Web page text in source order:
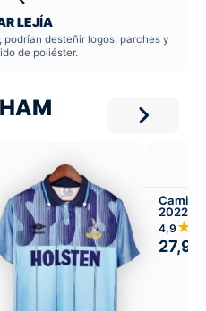
LEJÍA
desteñir logos, parches y
de poliéster.
2022-
4,9
27,99